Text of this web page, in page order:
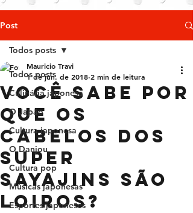
Post
Todos posts
Culinária japonesa
O Japão
Cultura japonesa
O Danjou
Cultura pop
Músicas japonesas
Esportes japoneses
Todos posts
Você sabe por
que os
cabelos dos
super
sayajins são
loiros?
Mauricio Travi
1 de jun. de 2018 2 min de leitura